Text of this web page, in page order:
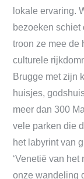
lokale ervaring.
bezoeken schiet
troon ze mee de
culturele
Brugge met zijn
huisjes,
meer dan 300
vele parken die
het labyrint van
‘Venetië van het
onze wandeling